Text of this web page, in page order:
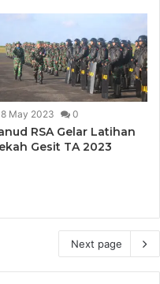
8 May 2023 0
RSA Gelar Latihan
Gesit TA 2023
Next page